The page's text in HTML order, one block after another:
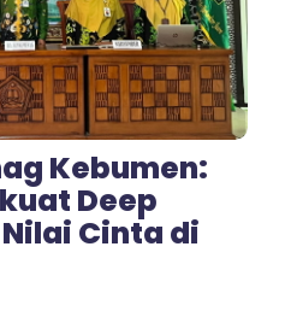
Kebumen:
Deep
Cinta di